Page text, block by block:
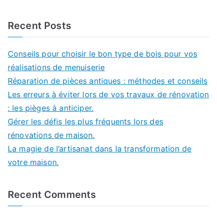
Recent Posts
Conseils pour choisir le bon type de bois pour vos
réalisations de menuiserie
Réparation de pièces antiques : méthodes et conseils
Les erreurs à éviter lors de vos travaux de rénovation
: les pièges à anticiper.
Gérer les défis les plus fréquents lors des
rénovations de maison.
La magie de l’artisanat dans la transformation de
votre maison.
Recent Comments